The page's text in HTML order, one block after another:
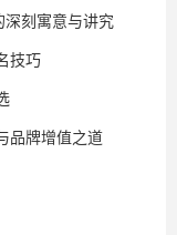
深刻寓意与讲究
技巧
品牌增值之道